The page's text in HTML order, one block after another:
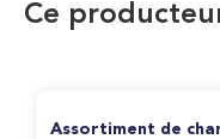
Ce
Assortiment de